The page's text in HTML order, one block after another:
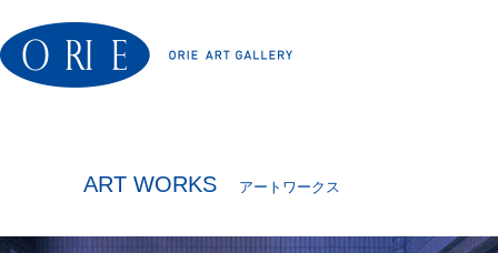
ART WORKS アートワークス